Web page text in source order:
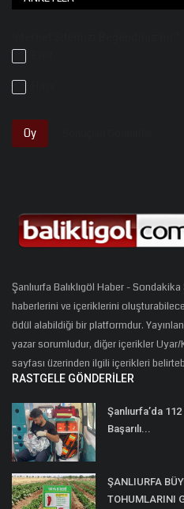
Oy
Şanlıurfa Balıklıgöl Haber - Sondakika
haberlerini ve içeriklerini
ödül alabildiği bir platformdur.
yazar sorumludur, diğer içerikler
sayfası üzerinden ilgili içerikleri
RASTGELE GÖNDERILER
Şanlıurfa’da
Başarılı...
ŞANLIURFA
TOHUMLARINI